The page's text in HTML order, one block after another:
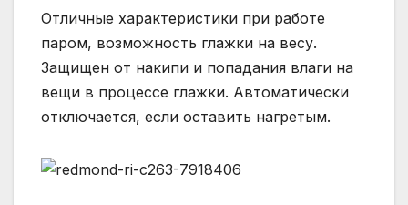
Отличные характеристики при работе
паром, возможность глажки на весу.
Защищен от накипи и попадания влаги на
вещи в процессе глажки. Автоматически
отключается, если оставить нагретым.